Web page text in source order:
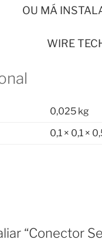
OU MÁ
WIRE
0,025 kg
0,1 × 0,1 ×
“Conector